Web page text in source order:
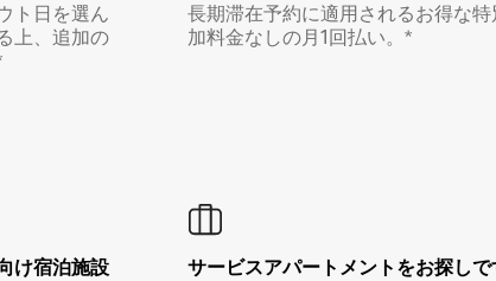
ト日を選ん
上、追加の
長期滞在予約に適用されるお得な特
加料金なしの月1回払い。*
け宿⁠泊⁠施⁠設
サービスアパートメントをお探しで